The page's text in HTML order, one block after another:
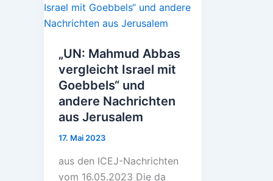
„UN: Mahmud Abbas
vergleicht Israel mit
Goebbels“ und
andere Nachrichten
aus Jerusalem
17. Mai 2023
aus den ICEJ-Nachrichten
vom 16.05.2023 Die da